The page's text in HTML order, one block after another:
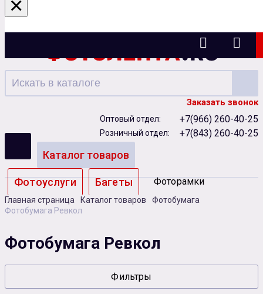
Казань
Заказать звонок
Оптовый отдел: +7(966) 260-40-25
Розничный отдел: +7(843) 260-40-25
Каталог товаров
Фотоуслуги Багеты Фоторамки
Альбомы
Бумага Чернила
Сувенирная продукция Зарядные устройства
Главная страница Каталог товаров
Фотобумага
Фотобумага Ревкол
Фотобумага Ревкол
Фильтры
×